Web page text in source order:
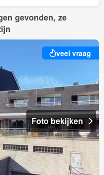
gevonden, ze
veel vraag
Foto bekijken